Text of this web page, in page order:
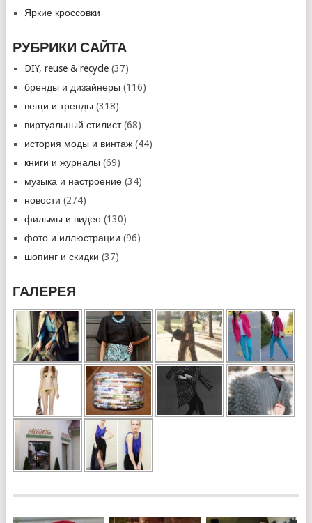
Яркие кроссовки
РУБРИКИ САЙТА
DIY, reuse & recycle(37)
бренды и дизайнеры (116)
вещи и тренды (318)
виртуальный стилист(68)
история моды и винтаж(44)
книги и журналы (69)
музыка и настроение(34)
новости (274)
фильмы и видео(130)
фото и иллюстрации (96)
шопинг и скидки (37)
ГАЛЕРЕЯ